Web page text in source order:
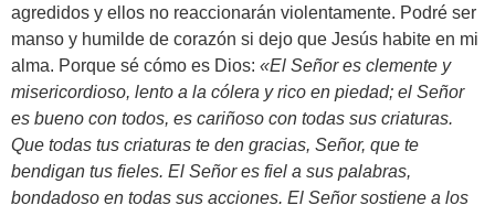
agredidos y ellos no reaccionarán violentamente. Podré ser
manso y humilde de corazón si dejo que Jesús habite en mi
alma. Porque sé cómo es Dios: «El Señor es clemente y
misericordioso, lento a la cólera y rico en piedad; el Señor
es bueno con todos, es cariñoso con todas sus criaturas.
Que todas tus criaturas te den gracias, Señor, que te
bendigan tus fieles. El Señor es fiel a sus palabras,
bondadoso en todas sus acciones. El Señor sostiene a los